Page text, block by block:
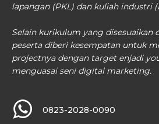
lapangan (PKL) dan kuliah industri
Selain kurikulum yang disesuaikan
peserta diberi kesempatan untuk
projectnya dengan target enjadi
menguasai seni digital marketing.
0823-2028-0090